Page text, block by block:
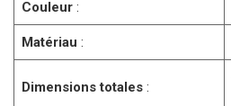
Couleur :
Matériau :
Dimensions totales :